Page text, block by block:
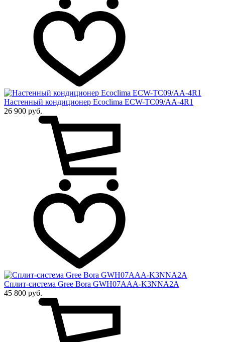
Настенный кондиционер Ecoclima ECW-TC09/AA-4R1
26 900 руб.
Сплит-система Gree Bora GWH07AAA-K3NNA2A
45 800 руб.